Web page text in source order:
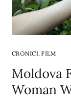
CRONICI,FILM
Moldova
Woman